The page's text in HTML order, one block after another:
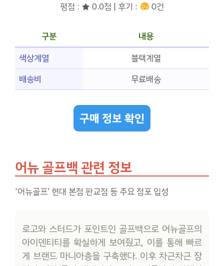
평점 : ★ 0.0점 | 후기 : 0건
구분
내용
색상계열
블랙계열
배송비
무료배송
구매 정보 확인
어뉴 골프백 관련 정보
‘어뉴골프’ 현대 본점 판교점 등 주요 점포 입성
로고와 스터드가 포인트인 골프백으로 어뉴골프의
아이덴티티를 확실하게 보여줬고, 이를 통해 빠르
게 브랜드 마니아층을 구축했다. 이후 차근차근 장